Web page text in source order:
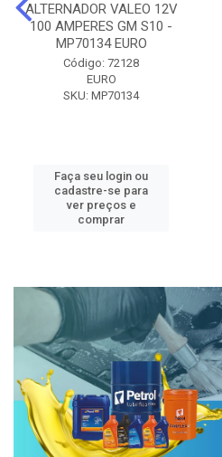
ALTERNADOR VALEO 12V
100 AMPERES GM S10 -
MP70134 EURO
Código: 72128
EURO
SKU: MP70134
Faça seu login ou
cadastre-se para
ver preços e
comprar